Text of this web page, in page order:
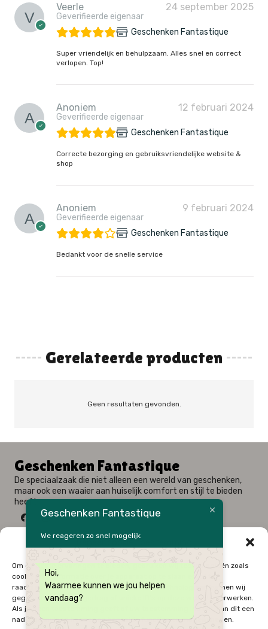
Beheer cookie toestemming
Om de beste ervaringen te bieden, gebruiken wij technologieën zoals
cookies om informatie over je apparaat op te slaan en/of te
raadplegen. Door in te stemmen met deze technologieën kunnen wij
gegevens zoals surfgedrag of unieke ID's op deze website verwerken.
Als je geen toestemming geeft of uw toestemming intrekt, kan dit een
nadelige invloed hebben op bepaalde functies en mogelijkheden.
Veerle
Geverifieerde eigenaar
24 september 2025
Geschenken Fantastique
Super vriendelijk en behulpzaam. Alles snel en correct
verlopen. Top!
Anoniem
Geverifieerde eigenaar
12 februari 2024
Geschenken Fantastique
Correcte bezorging en gebruiksvriendelijke website &
shop
Anoniem
Geverifieerde eigenaar
9 februari 2024
Geschenken Fantastique
Bedankt voor de snelle service
Gerelateerde producten
Geen resultaten gevonden.
Geschenken Fantastique
De speciaalzaak die niet alleen een wereld van geschenken,
maar ook een waaier aan huiselijk comfort en stijl te bieden
heeft.
Webshop: Zwaluwenlaan 33 bus 301 – 8434 Westende
09 / 384 10 10
0496 / 34 51 64
Onze Openingsuren
Geschenken Fantastique
We reageren zo snel mogelijk
Hoi,
Waarmee kunnen we jou helpen
vandaag?